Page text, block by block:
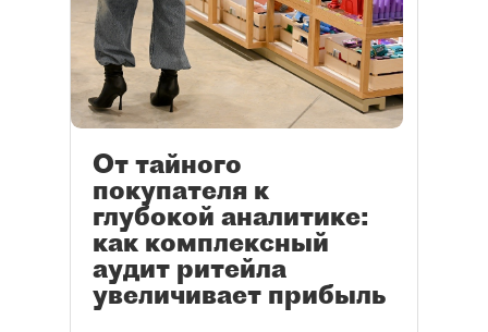
От тайного
покупателя к
глубокой аналитике:
как комплексный
аудит ритейла
увеличивает прибыль